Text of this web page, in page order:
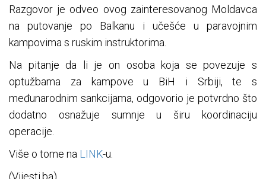
Razgovor je odveo ovog zainteresovanog Moldavca
na putovanje po Balkanu i učešće u paravojnim
kampovima s ruskim instruktorima.
Na pitanje da li je on osoba koja se povezuje s
optužbama za kampove u BiH i Srbiji, te s
međunarodnim sankcijama, odgovorio je potvrdno što
dodatno osnažuje sumnje u širu koordinaciju
operacije.
Više o tome na LINK-u.
(Vijesti.ba)